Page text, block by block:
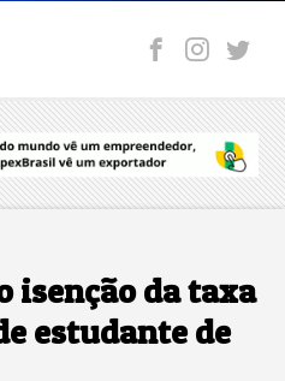
isenção da taxa
estudante de